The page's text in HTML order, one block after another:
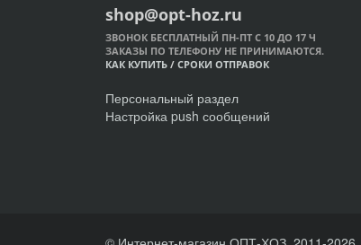
shop@opt-hoz.ru
ЗВОНОК БЕСПЛАТНЫЙ ПН-ПТ С 10 ДО 17 Ч
ЗАКАЗЫ ПО ТЕЛЕФОНУ НЕ ПРИНИМАЮТСЯ.
КАК КУПИТЬ / СРОКИ ОТПРАВОК
Персональный раздел
Настройка push сообщений